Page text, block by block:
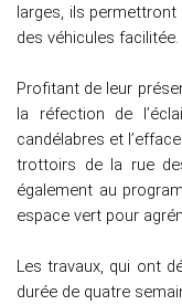
larges, ils
des véhicules facilitée.
Profitant de leur
la réfection de
candélabres et
trottoirs de la rue
également au
espace vert pour
Les travaux, qui ont
durée de quatre